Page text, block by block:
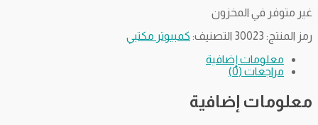
غير متوفر في المخزون
رمز المنتج: 30023 التصنيف: كمبيوتر مكتبي
معلومات إضافية
مراجعات (0)
معلومات إضافية